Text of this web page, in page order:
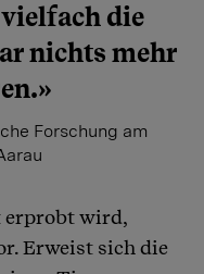
die
nichts mehr
Forschung am
erprobt wird,
Erweist sich die